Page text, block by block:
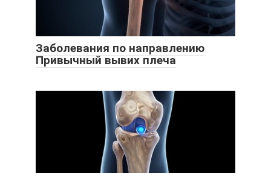
Заболевания по направлению
Привычный вывих плеча